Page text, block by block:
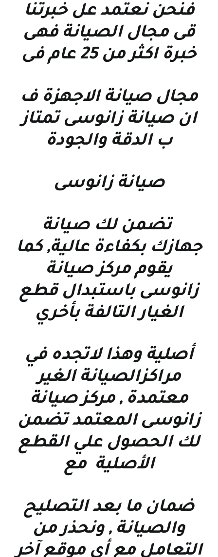
فنحن نعتمد عل خبرتنا
قى مجال الصيانة فهى
خبرة اكثر من 25 عام فى
مجال صيانة الاجهزة ف
ان صيانة زانوسى تمتاز
ب الدقة والجودة
صيانة زانوسى
تضمن لك صيانة
جهازك بكفاءة عالية, كما
يقوم مركز صيانة
زانوسى باستبدال قطع
الغيار التالفة بأخري
أصلية وهذا لاتجده في
مراكزالصيانة الغير
معتمدة , مركز صيانة
زانوسى المعتمد تضمن
لك الحصول علي القطع
الأصلية مع
ضمان ما بعد التصليح
والصيانة , ونحذر من
التعامل مع أي موقع آخر